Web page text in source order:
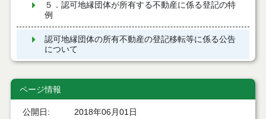
５．認可地縁団体が所有する不動産に係る登記の特
例
認可地縁団体の所有不動産の登記移転等に係る公告
について
ページ情報
公開日
2018年06月01日